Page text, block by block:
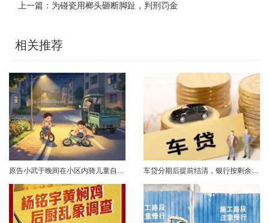
上一篇： 为碰瓷用榔头砸断脚趾，判刑罚金
相关推荐